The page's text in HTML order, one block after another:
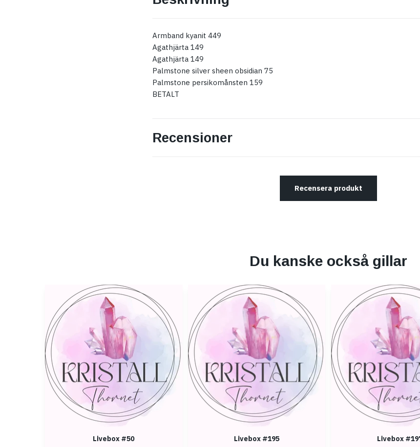
Armband kyanit 449
Agathjärta 149
Agathjärta 149
Palmstone silver sheen obsidian 75
Palmstone persikomånsten 159
BETALT
Recensioner
Recensera produkt
Du kanske också gillar
Livebox #50
Livebox #195
Livebox